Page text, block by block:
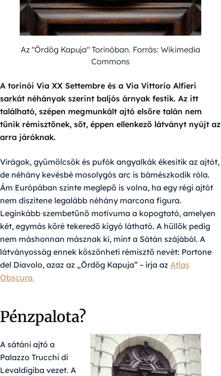
Az "Ördög Kapuja" Torinóban. Forrás: Wikimedia
Commons
A torinói Via XX Settembre és a Via Vittorio Alfieri
sarkát néhányak szerint baljós árnyak festik. Az itt
található, szépen megmunkált ajtó elsőre talán nem
tűnik rémisztőnek, sőt, éppen ellenkező látványt nyújt az
arra járóknak.
Virágok, gyümölcsök és pufók angyalkák ékesítik az ajtót,
de néhány kevésbé mosolygós arc is bámészkodik róla.
Ám Európában szinte meglepő is volna, ha egy régi ajtót
nem díszítene legalább néhány marcona figura.
Leginkább szembetűnő motívuma a kopogtató, amelyen
két, egymás köré tekeredő kígyó látható. A hüllők pedig
nem máshonnan másznak ki, mint a Sátán szájából. A
látványosság ennek köszönheti rémisztő nevét: Portone
del Diavolo, azaz az „Ördög Kapuja” – írja az Atlas
Obscura.
Pénzpalota?
A sátáni ajtó a
Palazzo Trucchi di
Levaldigiba vezet. A